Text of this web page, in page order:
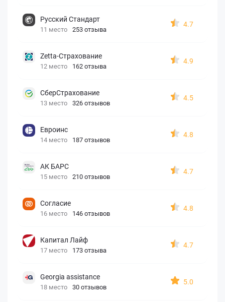
Русский Стандарт
11 место 253 отзыва
4.7
Zetta-Страхование
12 место 162 отзыва
4.9
СберСтрахование
13 место 326 отзывов
4.5
Евроинс
14 место 187 отзывов
4.8
АК БАРС
15 место 210 отзывов
4.7
Согласие
16 место 146 отзывов
4.8
Капитал Лайф
17 место 173 отзыва
4.7
Georgia assistance
18 место 30 отзывов
5.0